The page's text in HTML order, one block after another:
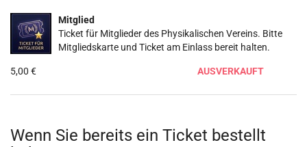
Mitglied
Ticket für Mitglieder des Physikalischen Vereins. Bitte
Mitgliedskarte und Ticket am Einlass bereit halten.
5,00 € AUSVERKAUFT
Wenn Sie bereits ein Ticket bestellt